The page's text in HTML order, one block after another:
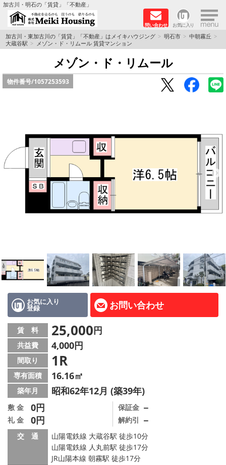
加古川・明石の「賃貸」「不動産」
問い合わせ お気に入り ×
TOPページ
☆メイキハウジングオススメ物件特集☆
都市ガス物件
ファミリー物件
ペットOK物件
保証人不要物件
◆新築物件の新設備で快適♪◆
地域から探す
地図から探す
スタッフ紹介
Instagram
店舗情報·アクセス
会社概要
メールでお問い合わせ
加古川・東加古川の「賃貸」「不動産」はメイキハウジング 明石市
中朝霧丘
大蔵谷駅
メゾン・ド・リムール 賃貸マンション
メゾン・ド・リムール
物件番号/1057253593
お気に入り
登録 お問い合わせ
賃 料 25,000円
共益費 4,000円
間取り 1R
専有面積 16.16㎡
築年月 昭和62年12月 (築39年)
敷 金 0円
礼 金 0円
保証金 －
解約引 －
交 通
山陽電鉄線 大蔵谷駅 徒歩10分
山陽電鉄線 人丸前駅 徒歩17分
JR山陽本線 朝霧駅 徒歩17分